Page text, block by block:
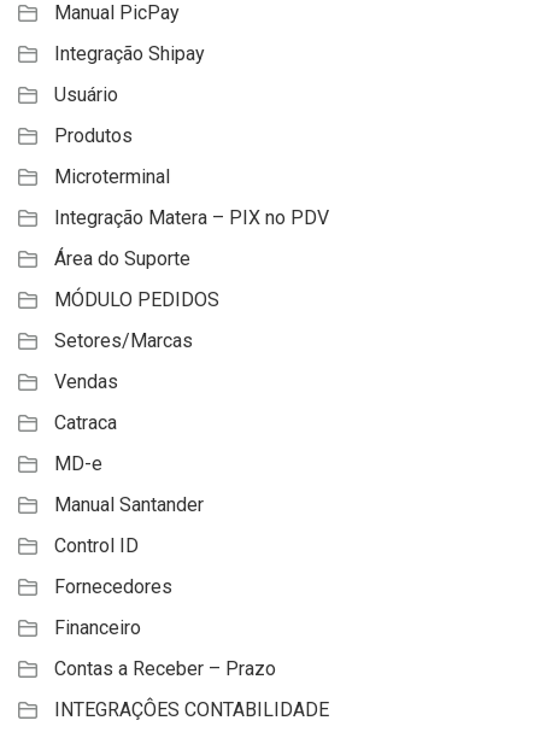
Manual PicPay
Integração Shipay
Usuário
Produtos
Microterminal
Integração Matera – PIX no PDV
Área do Suporte
MÓDULO PEDIDOS
Setores/Marcas
Vendas
Catraca
MD-e
Manual Santander
Control ID
Fornecedores
Financeiro
Contas a Receber – Prazo
INTEGRAÇÔES CONTABILIDADE